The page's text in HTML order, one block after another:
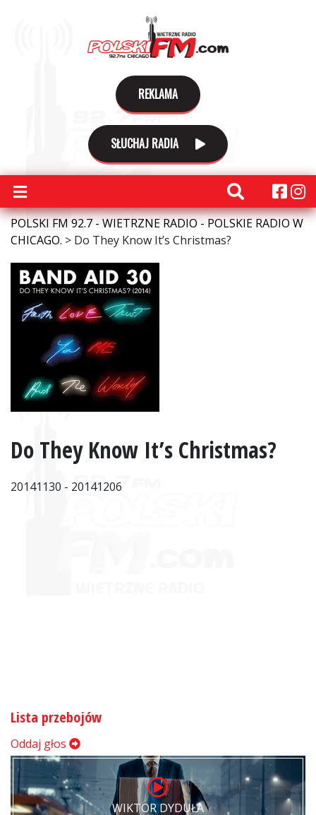
REKLAMA
SŁUCHAJ RADIA
POLSKI FM 92.7 - WIETRZNE RADIO - POLSKIE RADIO W
CHICAGO. > Do They Know It’s Christmas?
Do They Know It’s Christmas?
20141130 - 20141206
Lista przebojów
Oddaj głos
WIKTOR DYDUŁA